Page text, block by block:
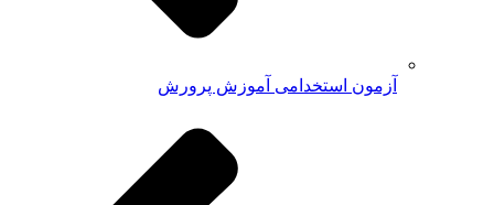
آزمون استخدامی آموزش پرورش